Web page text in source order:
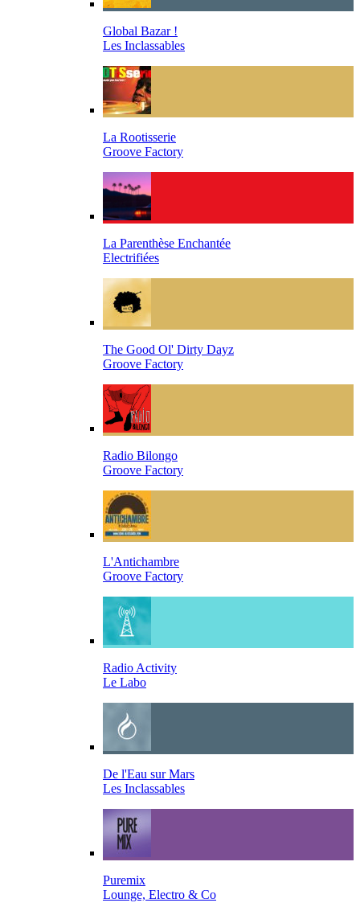
Global Bazar !
Les Inclassables
La Rootisserie
Groove Factory
La Parenthèse Enchantée
Electrifiées
The Good Ol' Dirty Dayz
Groove Factory
Radio Bilongo
Groove Factory
L'Antichambre
Groove Factory
Radio Activity
Le Labo
De l'Eau sur Mars
Les Inclassables
Puremix
Lounge, Electro & Co